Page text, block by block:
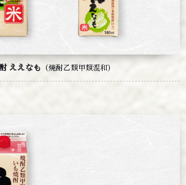
ええなも （焼酎乙類甲類混和）